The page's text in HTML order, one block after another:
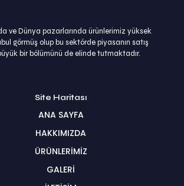
ve Dünya pazarlarında ürünlerimiz yüksek
görmüş olup bu sektörde piyasanın satış
bir bölümünü de elinde tutmaktadır.
Site Haritası
ANA SAYFA
HAKKIMIZDA
ÜRÜNLERİMİZ
GALERİ